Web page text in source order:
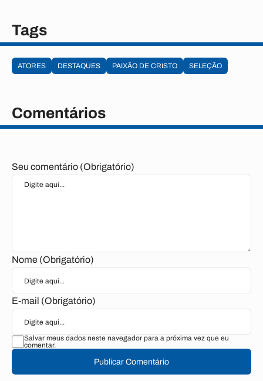
Tags
ATORES DESTAQUES PAIXÃO DE CRISTO SELEÇÃO
Comentários
Seu comentário (Obrigatório)
Nome (Obrigatório)
E-mail (Obrigatório)
Salvar meus dados neste navegador para a próxima vez que eu
comentar.
Publicar Comentário